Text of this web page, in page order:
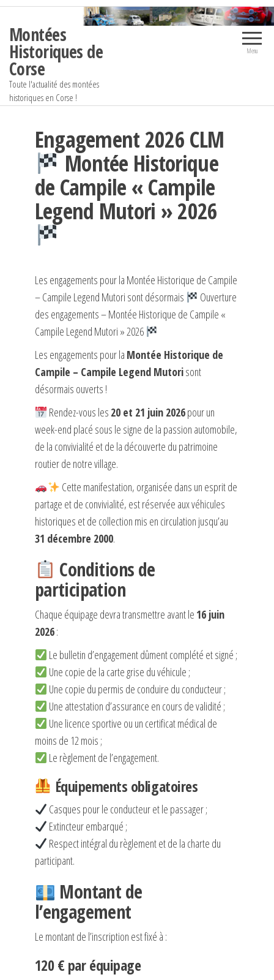
Aller
contenu
Montées
Historiques de
Corse
Toute l'actualité des montées
historiques en Corse !
Menu
Engagement 2026 CLM
Montée Historique
de Campile « Campile
Legend Mutori » 2026
Les engagements pour la Montée Historique de Campile
– Campile Legend Mutori sont désormais
Ouverture
des engagements – Montée Historique de Campile «
Campile Legend Mutori » 2026
Les engagements pour la Montée Historique de
Campile – Campile Legend Mutorisont
désormais ouverts !
Rendez-vous les 20 et 21 juin 2026pour un
week-end placé sous le signe de la passion automobile,
de la convivialité et de la découverte du patrimoine
routier de notre village.
Cette manifestation, organisée dans un esprit de
partage et de convivialité, est réservée aux véhicules
historiques et de collection mis en circulation jusqu’au
31 décembre 2000.
Conditions de
participation
Chaque équipage devra transmettre avant le 16 juin
2026:
Le bulletin d’engagement dûment complété et signé ;
Une copie de la carte grise du véhicule ;
Une copie du permis de conduire du conducteur ;
Une attestation d’assurance en cours de validité ;
Une licence sportive ou un certificat médical de
moins de 12 mois ;
Le règlement de l’engagement.
Équipements obligatoires
Casques pour le conducteur et le passager ;
Extincteur embarqué ;
Respect intégral du règlement et de la charte du
participant.
Montant de
l’engagement
Le montant de l’inscription est fixé à :
120 € par équipage